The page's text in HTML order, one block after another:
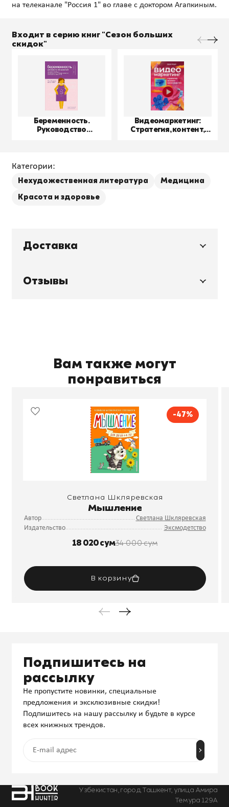
Входит в серию книг "Сезон больших
скидок"
Беременность.
Руководство
Видеомаркетинг:
Стратегия, контент,
Категории:
Нехудожественная литература
Медицина
Красота и здоровье
Доставка
Отзывы
Вам также могут
понравиться
-47%
Светлана Шкляревская
Мышление
Автор
Светлана Шкляревская
Издательство
Эксмодетство
18 020 сум34 000 сум
В корзину
Узбекистан, город Ташкент, улица Амира
Темура 129А
Подпишитесь на
рассылку
Не пропустите новинки, специальные
предложения и эксклюзивные скидки!
Подпишитесь на нашу рассылку и будьте в курсе
всех книжных трендов.